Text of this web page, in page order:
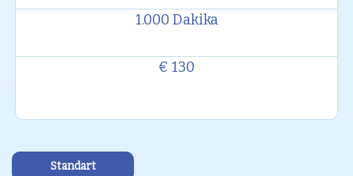
1.000 Dakika
€ 130
Standart